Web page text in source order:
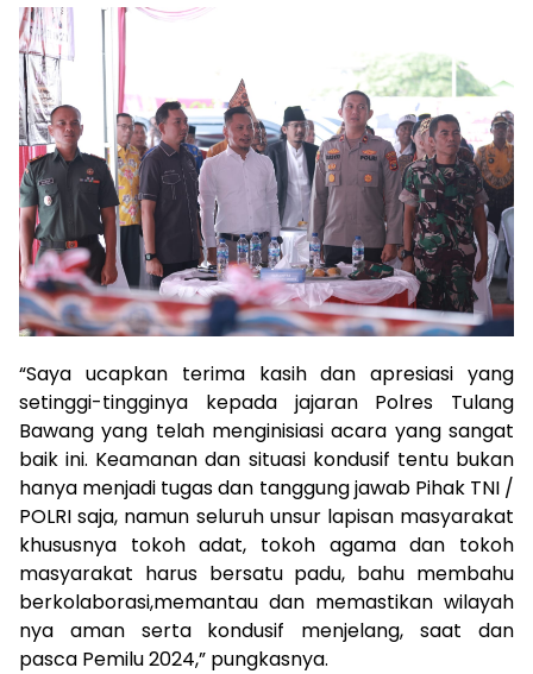
“Saya ucapkan terima kasih dan apresiasi yang
setinggi-tingginya kepada jajaran Polres Tulang
Bawang yang telah menginisiasi acara yang sangat
baik ini. Keamanan dan situasi kondusif tentu bukan
hanya menjadi tugas dan tanggung jawab Pihak TNI /
POLRI saja, namun seluruh unsur lapisan masyarakat
khususnya tokoh adat, tokoh agama dan tokoh
masyarakat harus bersatu padu, bahu membahu
berkolaborasi,memantau dan memastikan wilayah
nya aman serta kondusif menjelang, saat dan
pasca Pemilu 2024,” pungkasnya.